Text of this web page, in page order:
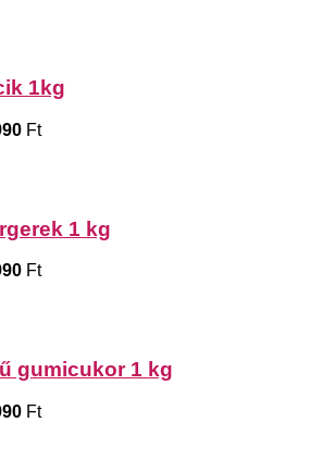
1kg
Ft
1 kg
Ft
gumicukor 1 kg
Ft